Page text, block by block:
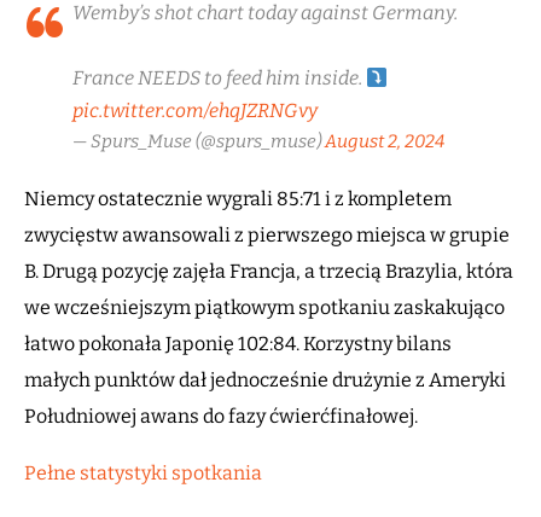
Wemby’s shot chart today against Germany.
France NEEDS to feed him inside.
pic.twitter.com/ehqJZRNGvy
— Spurs_Muse (@spurs_muse)August 2, 2024
Niemcy ostatecznie wygrali 85:71 i z kompletem
zwycięstw awansowali z pierwszego miejsca w grupie
B. Drugą pozycję zajęła Francja, a trzecią Brazylia, która
we wcześniejszym piątkowym spotkaniu zaskakująco
łatwo pokonała Japonię 102:84. Korzystny bilans
małych punktów dał jednocześnie drużynie z Ameryki
Południowej awans do fazy ćwierćfinałowej.
Pełne statystyki spotkania